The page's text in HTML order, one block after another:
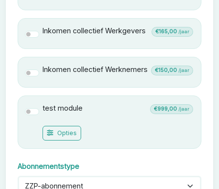
Inkomen collectief Werkgevers
Inkomen collectief Werkgevers €165,00 /jaar
Inkomen collectief Werknemers
Inkomen collectief Werknemers €150,00 /jaar
test module
test module €999,00 /jaar
Opties
Abonnementstype